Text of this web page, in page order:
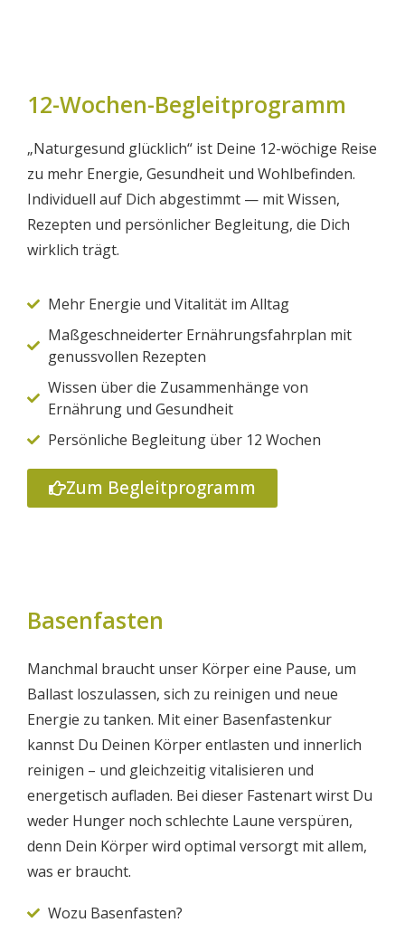
12-Wochen-Begleitprogramm
„Naturgesund glücklich“ ist Deine 12-wöchige Reise
zu mehr Energie, Gesundheit und Wohlbefinden.
Individuell auf Dich abgestimmt — mit Wissen,
Rezepten und persönlicher Begleitung, die Dich
wirklich trägt.
Mehr Energie und Vitalität im Alltag
Maßgeschneiderter Ernährungsfahrplan mit
genussvollen Rezepten
Wissen über die Zusammenhänge von
Ernährung und Gesundheit
Persönliche Begleitung über 12 Wochen
Zum Begleitprogramm
Basenfasten
Manchmal braucht unser Körper eine Pause, um
Ballast loszulassen, sich zu reinigen und neue
Energie zu tanken. Mit einer Basenfastenkur
kannst Du Deinen Körper entlasten und innerlich
reinigen – und gleichzeitig vitalisieren und
energetisch aufladen. Bei dieser Fastenart wirst Du
weder Hunger noch schlechte Laune verspüren,
denn Dein Körper wird optimal versorgt mit allem,
was er braucht.
Wozu Basenfasten?